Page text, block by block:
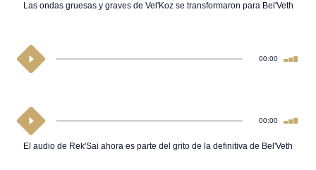
Las ondas gruesas y graves de Vel'Koz se transformaron para Bel'Veth
00:00
00:00
El audio de Rek'Sai ahora es parte del grito de la definitiva de Bel'Veth